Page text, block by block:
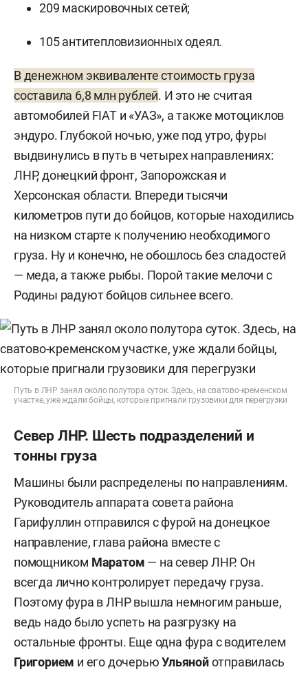
209 маскировочных сетей;
105 антитепловизионных одеял.
В денежном эквиваленте стоимость груза
составила 6,8 млн рублей. И это не считая
автомобилей FIAT и «УАЗ», а также мотоциклов
эндуро. Глубокой ночью, уже под утро, фуры
выдвинулись в путь в четырех направлениях:
ЛНР, донецкий фронт, Запорожская и
Херсонская области. Впереди тысячи
километров пути до бойцов, которые находились
на низком старте к получению необходимого
груза. Ну и конечно, не обошлось без сладостей
— меда, а также рыбы. Порой такие мелочи с
Родины радуют бойцов сильнее всего.
Путь в ЛНР занял около полутора суток. Здесь, на сватово-кременском
участке, уже ждали бойцы, которые пригнали грузовики для перегрузки
Север ЛНР. Шесть подразделений и
тонны груза
Машины были распределены по направлениям.
Руководитель аппарата совета района
Гарифуллин отправился с фурой на донецкое
направление, глава района вместе с
помощником Маратом — на север ЛНР. Он
всегда лично контролирует передачу груза.
Поэтому фура в ЛНР вышла немногим раньше,
ведь надо было успеть на разгрузку на
остальные фронты. Еще одна фура с водителем
Григорием и его дочерьюУльянойотправилась